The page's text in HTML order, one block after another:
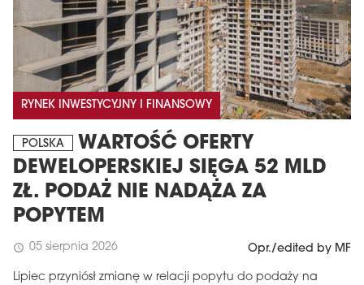
RYNEK INWESTYCYJNY I FINANSOWY
POLSKA
WARTOŚĆ OFERTY
DEWELOPERSKIEJ SIĘGA 52 MLD
ZŁ. PODAŻ NIE NADĄŻA ZA
POPYTEM
schedule 05 sierpnia 2026 Opr./edited by MF
Lipiec przyniósł zmianę w relacji popytu do podaży na
Wydanie 6 (308)
CZERWIEC 2026
Więcej w tym wydaniu
arrow_forward
Zamów teraz!